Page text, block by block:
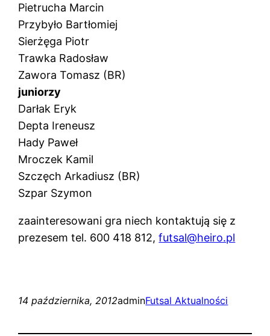
Pietrucha Marcin
Przybyło Bartłomiej
Sierżęga Piotr
Trawka Radosław
Zawora Tomasz (BR)
juniorzy
Darłak Eryk
Depta Ireneusz
Hady Paweł
Mroczek Kamil
Szczęch Arkadiusz (BR)
Szpar Szymon
zaainteresowani gra niech kontaktują się z
prezesem tel. 600 418 812,futsal@heiro.pl
14 października, 2012adminFutsal Aktualności